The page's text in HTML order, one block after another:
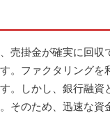
売掛金が確実に回収
。ファクタリングを
。しかし、銀行融資
そのため、迅速な資